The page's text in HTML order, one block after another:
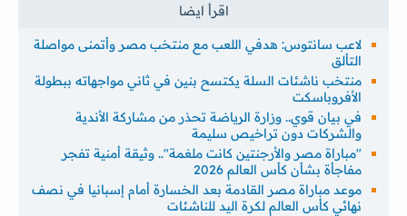
لاعب سانتوس: هدفي اللعب مع منتخب مصر وأتمنى مواصلة
التألق
منتخب ناشئات السلة يكتسح بنين في ثاني مواجهاته ببطولة
الأفروباسكت
في بيان قوي.. وزارة الرياضة تحذر من مشاركة الأندية
والشركات دون تراخيص سليمة
"مباراة مصر والأرجنتين كانت ملغمة".. وثيقة أمنية تفجر
مفاجأة بشأن كأس العالم 2026
موعد مباراة مصر القادمة بعد الخسارة أمام إسبانيا في نصف
نهائي كأس العالم لكرة اليد للناشئات